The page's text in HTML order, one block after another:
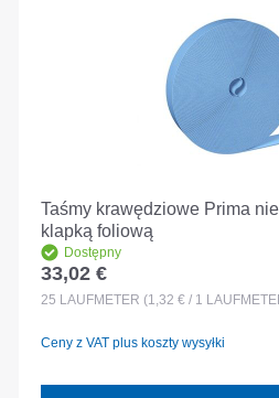
Taśmy krawędziowe Prima
klapką foliową
Dostępny
Cena regularna:
33,02 €
25 LAUFMETER (1,32 € / 1
Ceny z VAT plus koszty wysyłki